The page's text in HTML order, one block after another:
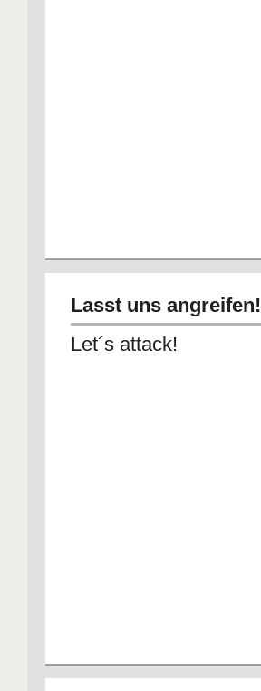
Lasst uns angreifen!
Let´s attack!